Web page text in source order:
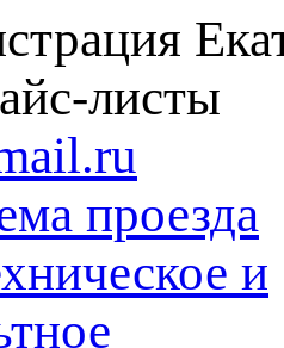
листы
проезда